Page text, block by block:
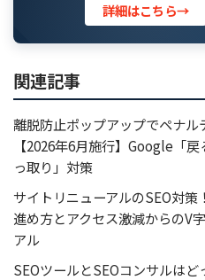
詳細はこちら→
関連記事
離脱防止ポップアップでペナル
【2026年6月施行】Google「
っ取り」対策
サイトリニューアルのSEO対策
進め方とアクセス激減からのV
アル
SEOツールとSEOコンサルはど